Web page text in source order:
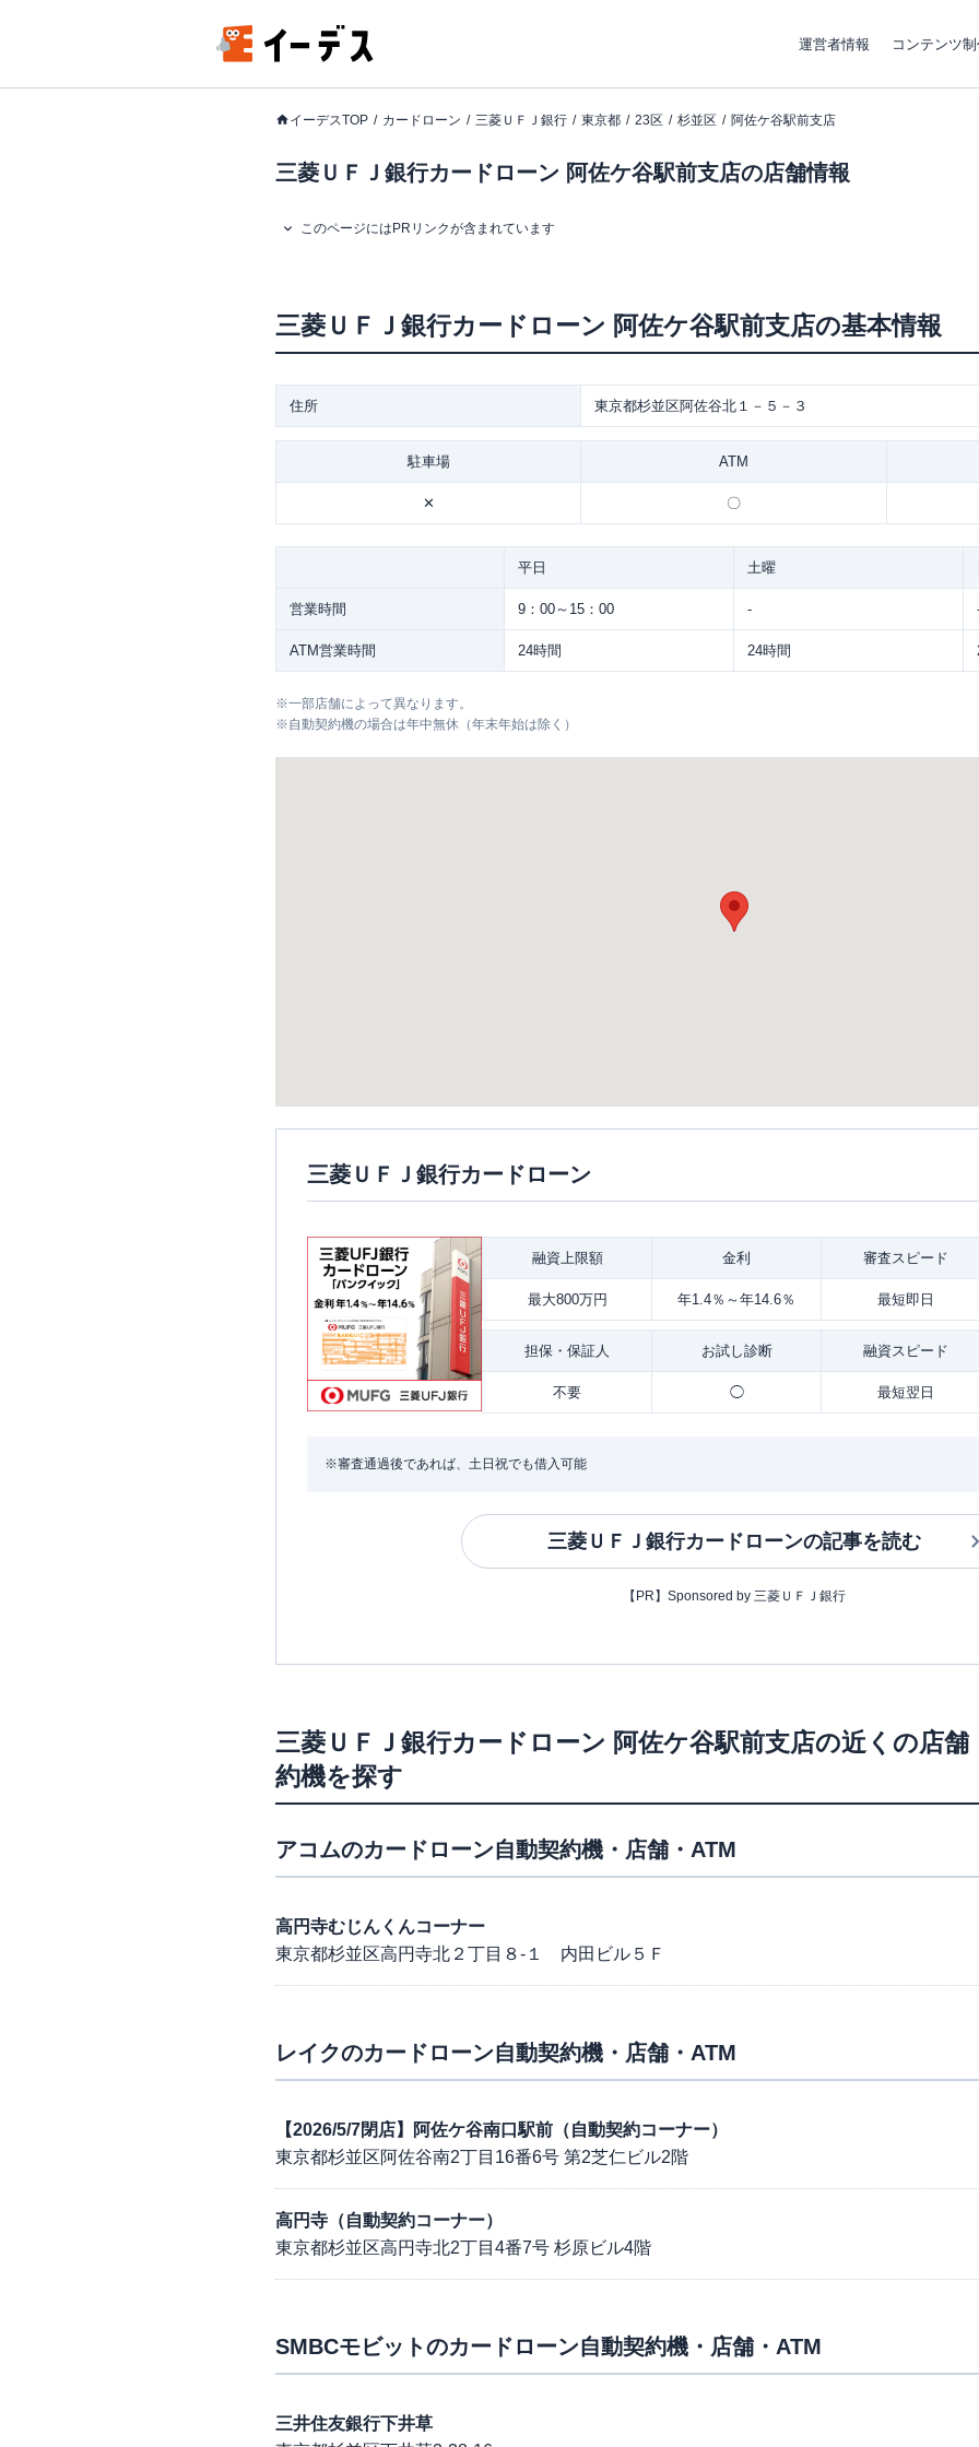
運営者情報 コンテンツ
イーデスTOP カードローン 三菱ＵＦＪ銀行 東京都 23区 杉並区 阿佐ケ谷駅前支店
三菱ＵＦＪ銀行カードローン 阿佐ケ谷駅前支店の店舗情報
このページにはPRリンクが含まれています
三菱ＵＦＪ銀行カードローン 阿佐ケ谷駅前支店の基本情報
住所 東京都杉並区阿佐谷北１－５－３
駐車場 ATM
✕ 〇
平日 土曜
営業時間 9：00～15：00 -
ATM営業時間 24時間 24時間
※一部店舗によって異なります。
※自動契約機の場合は年中無休（年末年始は除く）
三菱ＵＦＪ銀行カードローン
融資上限額 金利 審査スピード
最大800万円 年1.4％～年14.6％ 最短即日
担保・ 保証人 お試し診断 融資スピード
不要 ◯ 最短翌日
※審査通過後であれば、土日祝でも借入可能
三菱ＵＦＪ銀行カードローンの記事を読む
【PR】Sponsored by 三菱ＵＦＪ銀行
三菱ＵＦＪ銀行カードローン 阿佐ケ谷駅前支店の近くの店舗
約機を探す
アコムのカードローン自動契約機・店舗・ATM
高円寺むじんくんコーナー
東京都杉並区高円寺北２丁目８-１ 内田ビル５Ｆ
レイクのカードローン自動契約機・店舗・ATM
【2026/5/7閉店】阿佐ケ谷南口駅前（自動契約コーナー）
東京都杉並区阿佐谷南2丁目16番6号 第2芝仁ビル2階
高円寺（自動契約コーナー）
東京都杉並区高円寺北2丁目4番7号 杉原ビル4階
SMBCモビットのカードローン自動契約機・店舗・ATM
三井住友銀行下井草